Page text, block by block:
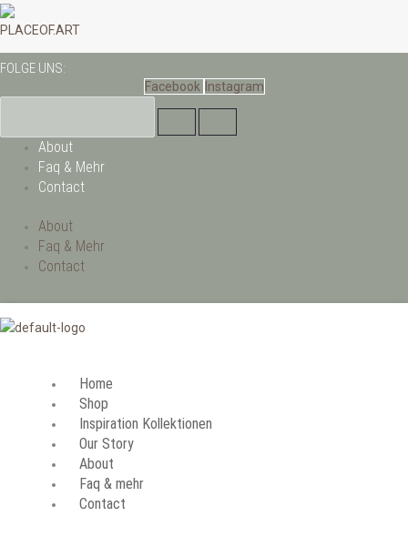
Zum
Inhalt
PLACEOF.ART
FOLGE UNS:
Facebook Instagram
About
Faq & Mehr
Contact
About
Faq & Mehr
Contact
Home
Shop
Inspiration Kollektionen
Our Story
About
Faq & mehr
Contact